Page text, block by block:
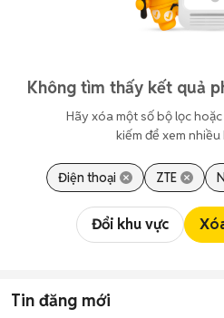
Không tìm thấy kết quả
Hãy xóa một số bộ lọc
kiếm để xem
Điện thoại ZTE
Đổi khu vực
Tin đăng mới